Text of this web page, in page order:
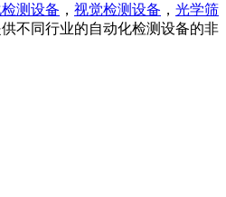
测设备 ， 视觉检测设备 ， 光学筛
不同行业的自动化检测设备的非